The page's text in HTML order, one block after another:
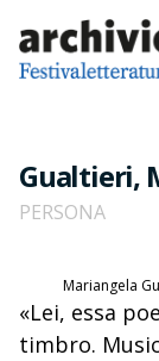
Gualtieri,
PERSONA
Mariangela
«Lei, essa
timbro.